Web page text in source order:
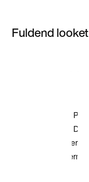
Fuldend looket